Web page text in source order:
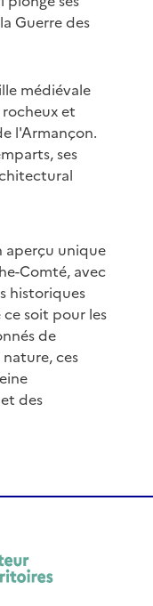
Guerre des
médiévale
et
l'Armançon.
ses
aperçu unique
Comté, avec
historiques
ce soit pour les
de
ces
des